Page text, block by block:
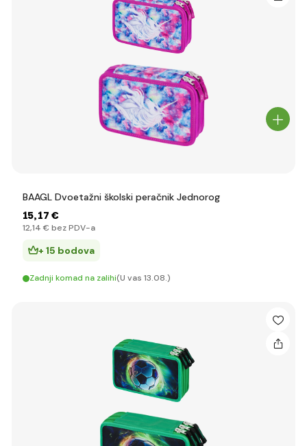
BAAGL Dvoetažni školski peračnik Jednorog
15,17 €
12,14 € bez PDV-a
+ 15 bodova
Zadnji komad na zalihi(U vas 13.08.)